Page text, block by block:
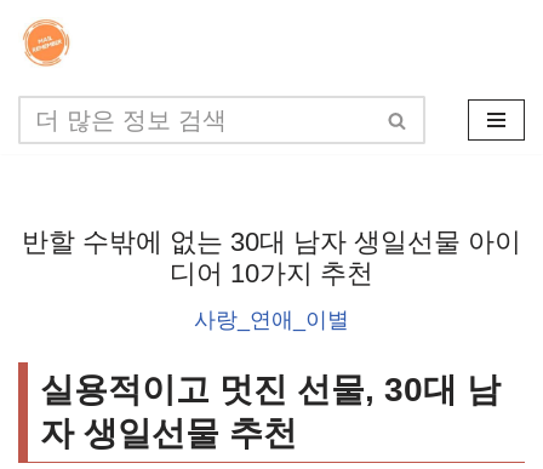
콘
텐
츠
너
반할 수밖에 없는 30대 남자 생일선물 아이
디어 10가지 추천
사랑_연애_이별
실용적이고 멋진 선물, 30대 남
자 생일선물 추천